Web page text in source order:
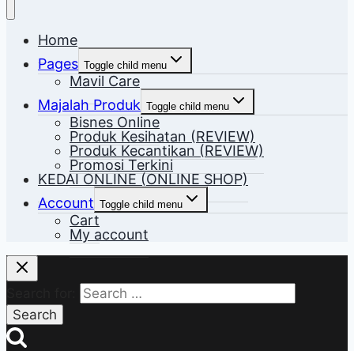
Home
Pages Toggle child menu
Mavil Care
Majalah Produk Toggle child menu
Bisnes Online
Produk Kesihatan (REVIEW)
Produk Kecantikan (REVIEW)
Promosi Terkini
KEDAI ONLINE (ONLINE SHOP)
Account Toggle child menu
Cart
My account